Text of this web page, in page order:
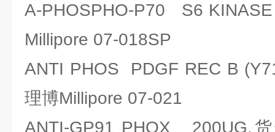
A-PHOSPHO-P70 S6
Millipore 07-018SP
ANTI PHOS PDGF REC B
理博Millipore 07-021
ANTI-GP91 PHOX 200UG,